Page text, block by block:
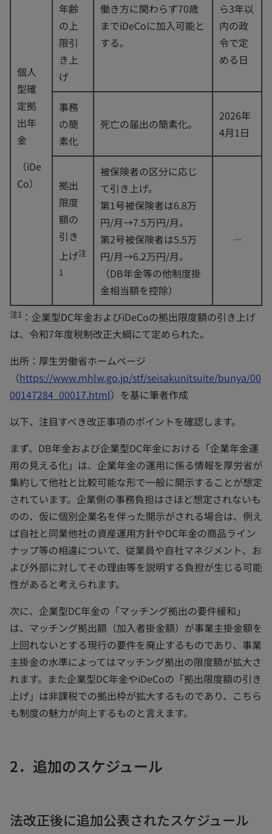
個人
型確
定拠
出年
金
（iDe
Co）
年齢
の上
限引
き上
げ
働き方に関わらず70歳
までiDeCoに加入可能と
する。
ら3年以
内の政
令で定
める日
事務
の簡
素化
死亡の届出の簡素化。
2026年
4月1日
拠出
限度
額の
引き
上げ注
1
被保険者の区分に応じ
て引き上げ。
第1号被保険者は6.8万
円/月→7.5万円/月。
第2号被保険者は5.5万
円/月→6.2万円/月。
（DB年金等の他制度掛
金相当額を控除）
―
注1 ：企業型DC年金およびiDeCoの拠出限度額の引き上げ
は、令和7年度税制改正大綱にて定められた。
出所：厚生労働省ホームページ
（https://www.mhlw.go.jp/stf/seisakunitsuite/bunya/00
00147284_00017.html）を基に筆者作成
以下、注目すべき改正事項のポイントを確認します。
まず、DB年金および企業型DC年金における「企業年金運
用の見える化」は、企業年金の運用に係る情報を厚労省が
集約して他社と比較可能な形で一般に開示することが想定
されています。企業側の事務負担はさほど想定されないも
のの、仮に個別企業名を伴った開示がされる場合は、例え
ば自社と同業他社の資産運用方針やDC年金の商品ライン
ナップ等の相違について、従業員や自社マネジメント、お
よび外部に対してその理由等を説明する負担が生じる可能
性があると考えられます。
次に、企業型DC年金の「マッチング拠出の要件緩和」
は、マッチング拠出額（加入者掛金額）が事業主掛金額を
上回れないとする現行の要件を廃止するものであり、事業
主掛金の水準によってはマッチング拠出の限度額が拡大さ
れます。また企業型DC年金やiDeCoの「拠出限度額の引き
上げ」は非課税での拠出枠が拡大するものであり、こちら
も制度の魅力が向上するものと言えます。
2．追加のスケジュール
法改正後に追加公表されたスケジュール